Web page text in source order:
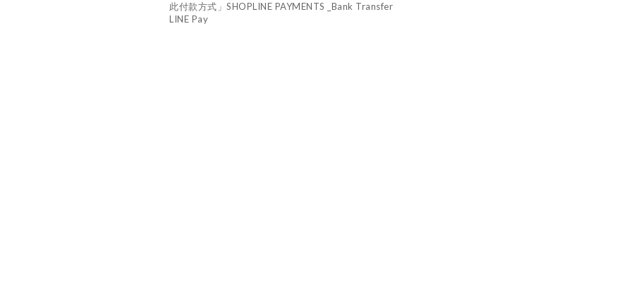
此付款方式」SHOPLINE PAYMENTS _Bank Transfer
LINE Pay